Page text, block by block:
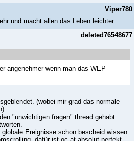
Viper780
und macht allen das Leben leichter
deleted76548677
angenehmer wenn man das WEP
(wobei mir grad das normale
"unwichtigen fragen" thread gehabt.
Ereignisse schon bescheid wissen.